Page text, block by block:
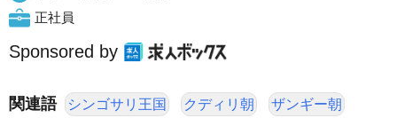
正社員
Sponsored by
関連語 シンゴサリ王国 クディリ朝 ザンギー朝